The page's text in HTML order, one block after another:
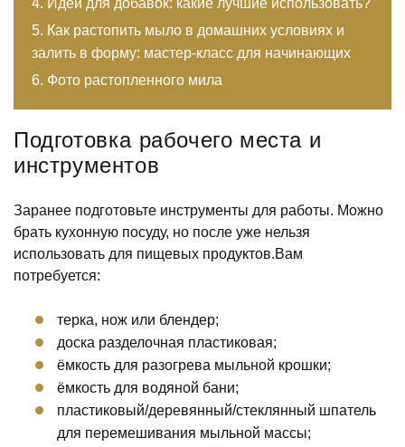
Идеи для добавок: какие лучшие использовать?
Как растопить мыло в домашних условиях и
залить в форму: мастер-класс для начинающих
Фото растопленного мила
Подготовка рабочего места и
инструментов
Заранее подготовьте инструменты для работы. Можно
брать кухонную посуду, но после уже нельзя
использовать для пищевых продуктов.Вам
потребуется:
терка, нож или блендер;
доска разделочная пластиковая;
ёмкость для разогрева мыльной крошки;
ёмкость для водяной бани;
пластиковый/деревянный/стеклянный шпатель
для перемешивания мыльной массы;